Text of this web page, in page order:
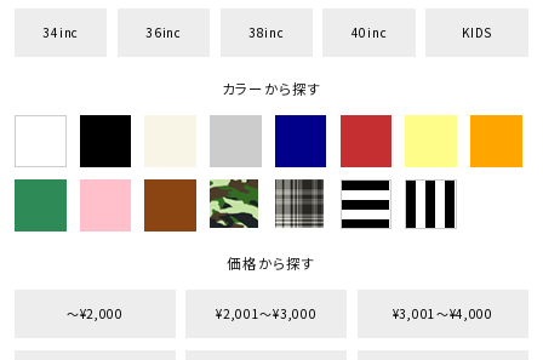
34inc 36inc 38inc 40inc KIDS
カラーから探す
価格から探す
〜¥2,000 ¥2,001〜¥3,000 ¥3,001〜¥4,000